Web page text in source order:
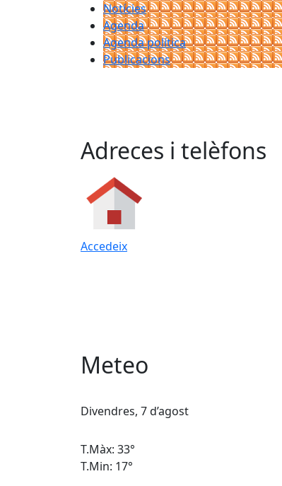
Notícies
Agenda
Agenda política
Publicacions
Adreces i telèfons
Accedeix
Meteo
Divendres, 7 d’agost
T.Màx: 33°
T.Min: 17°